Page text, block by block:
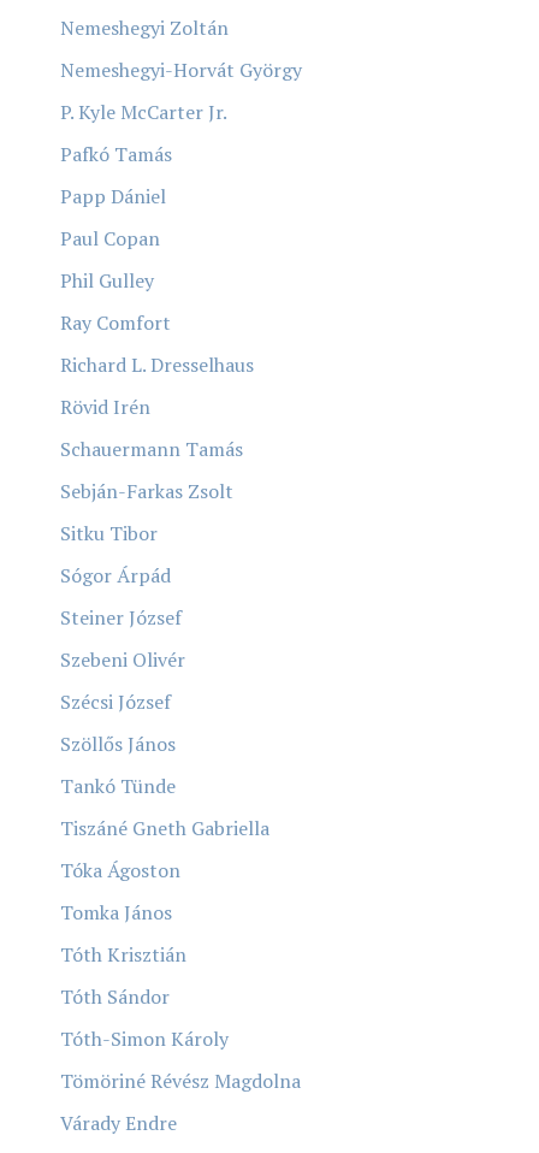
Nemeshegyi Zoltán
Nemeshegyi-Horvát György
P. Kyle McCarter Jr.
Pafkó Tamás
Papp Dániel
Paul Copan
Phil Gulley
Ray Comfort
Richard L. Dresselhaus
Rövid Irén
Schauermann Tamás
Sebján-Farkas Zsolt
Sitku Tibor
Sógor Árpád
Steiner József
Szebeni Olivér
Szécsi József
Szöllős János
Tankó Tünde
Tiszáné Gneth Gabriella
Tóka Ágoston
Tomka János
Tóth Krisztián
Tóth Sándor
Tóth-Simon Károly
Tömöriné Révész Magdolna
Várady Endre